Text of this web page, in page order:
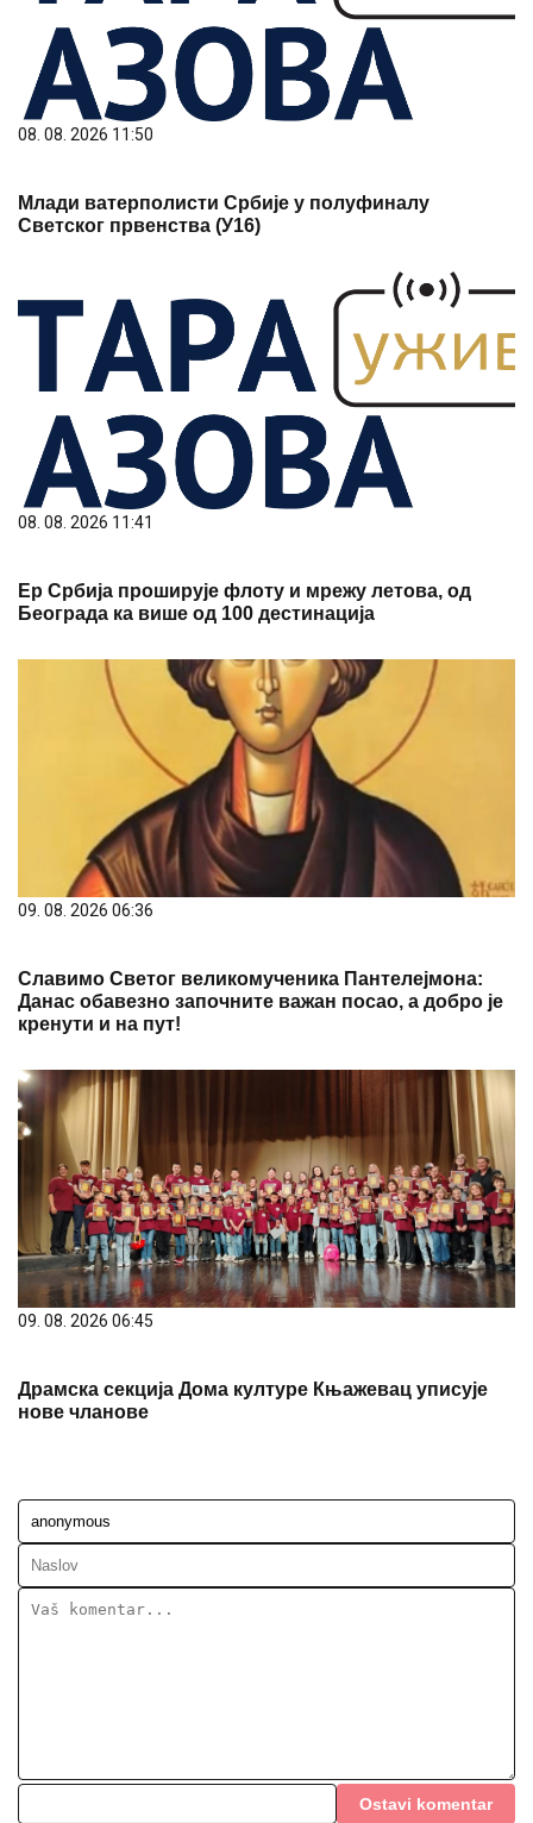
08. 08. 2026 11:50
Млади ватерполисти Србије у полуфиналу
Светског првенства (У16)
08. 08. 2026 11:41
Ер Србија проширује флоту и мрежу летова, од
Београда ка више од 100 дестинација
09. 08. 2026 06:36
Славимо Светог великомученика Пантелејмона:
Данас обавезно започните важан посао, а добро је
кренути и на пут!
09. 08. 2026 06:45
Драмска секција Дома културе Књажевац уписује
нове чланове
Ostavi komentar